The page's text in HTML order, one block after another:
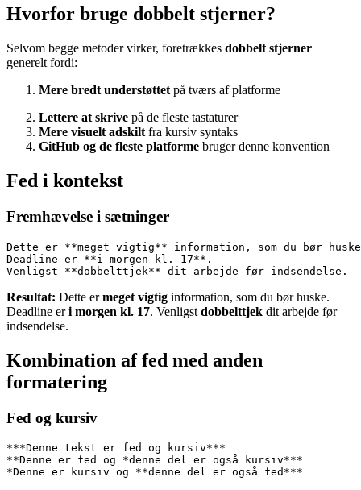
Hvorfor bruge dobbelt stjerner?
Selvom begge metoder virker, foretrækkes dobbelt stjerner
generelt fordi:
Mere bredt understøttet på tværs af platforme
Lettere at skrive på de fleste tastaturer
Mere visuelt adskilt fra kursiv syntaks
GitHub og de fleste platforme bruger denne konvention
Fed i kontekst
Fremhævelse i sætninger
Dette er **meget vigtig** information, som du bør
Deadline er **i morgen kl. 17**.
Venligst **dobbelttjek** dit arbejde før indsendelse.
Resultat: Dette ermeget vigtig information, som du bør huske.
Deadline eri morgen kl. 17. Venligst dobbelttjek dit arbejde før
indsendelse.
Kombination af fed med anden
formatering
Fed og kursiv
***Denne tekst er fed og kursiv***
**Denne er fed og *denne del er også kursiv***
*Denne er kursiv og **denne del er også fed***